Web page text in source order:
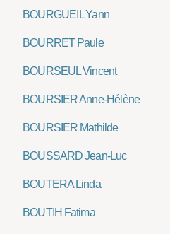
BOURGUEIL Yann
BOURRET Paule
BOURSEUL Vincent
BOURSIER Anne-Hélène
BOURSIER Mathilde
BOUSSARD Jean-Luc
BOUTERA Linda
BOUTIH Fatima